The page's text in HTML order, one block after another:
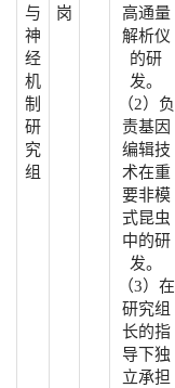
与
神
经
机
制
研
究
组
岗
高通量
解析仪
的研
发。
（2）负
责基因
编辑技
术在重
要非模
式昆虫
中的研
发。
（3）在
研究组
长的指
导下独
立承担